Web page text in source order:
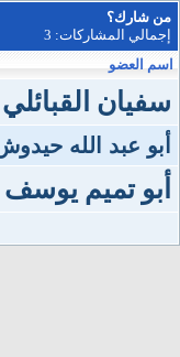
من شارك؟
إجمالي المشاركات: 3
اسم العضو
سفيان
أبو عبد الله
أبو تميم